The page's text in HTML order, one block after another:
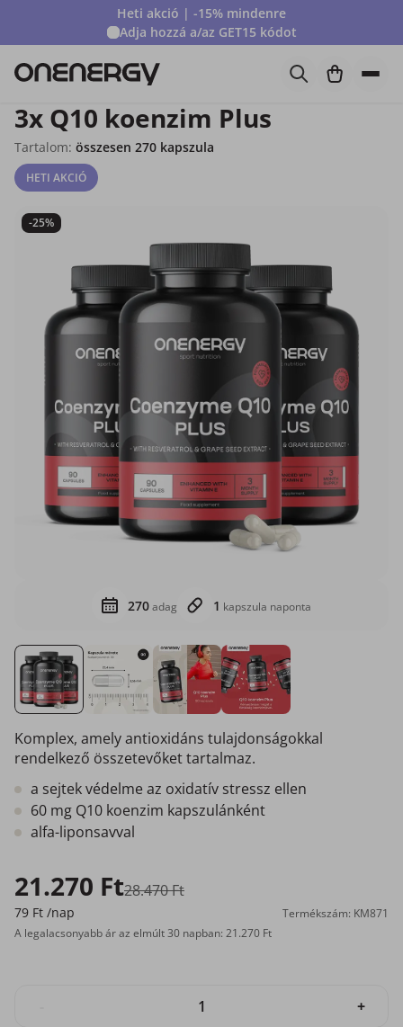
Heti akció | -15% mindenre
Adja hozzá a/az GET15 kódot
3x Q10 koenzim Plus
Tartalom: összesen 270 kapszula
HETI AKCIÓ
-25%
270adag 1 kapszula naponta
Komplex, amely antioxidáns tulajdonságokkal
rendelkező összetevőket tartalmaz.
a sejtek védelme az oxidatív stressz ellen
60 mg Q10 koenzim kapszulánként
alfa-liponsavval
21.270 Ft28.470 Ft
79 Ft /nap
Termékszám: KM871
A legalacsonyabb ár az elmúlt 30 napban: 21.270 Ft
+